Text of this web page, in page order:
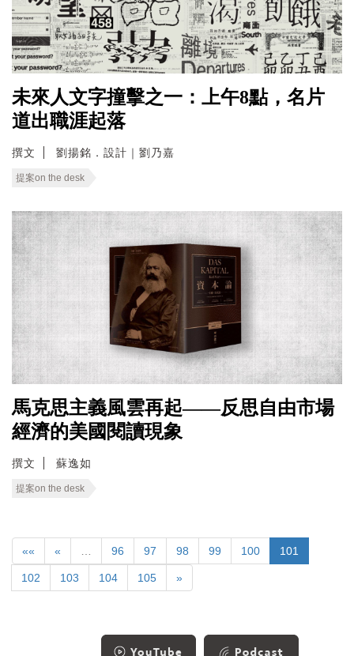
未來人文字撞擊之一：上午8點，名片
道出職涯起落
撰文 劉揚銘．設計｜劉乃嘉
提案on the desk
馬克思主義風雲再起——反思自由市場
經濟的美國閱讀現象
撰文 蘇逸如
提案on the desk
«« « 96 97 98 99 100 101
102 103 104 105 »